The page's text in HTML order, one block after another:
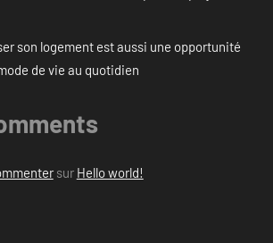
son logement est aussi une opportunité
de vie au quotidien
sur Hello world!